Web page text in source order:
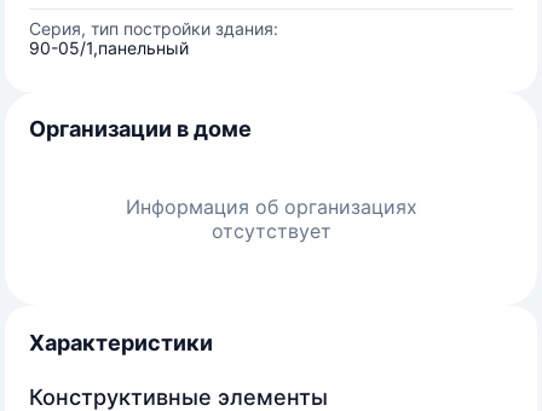
Серия, тип постройки здания:
90-05/1,панельный
Организации в доме
Информация об организациях
отсутствует
Характеристики
Конструктивные элементы